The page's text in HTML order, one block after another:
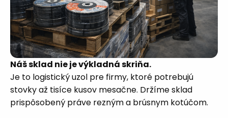
Náš sklad nie je výkladná skriňa.
Je to logistický uzol pre firmy, ktoré potrebujú
stovky až tisíce kusov mesačne. Držíme sklad
prispôsobený práve rezným a brúsnym kotúčom.